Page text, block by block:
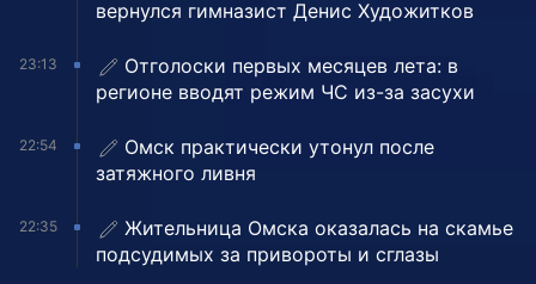
вернулся гимназист Денис Художитков
23:13
Отголоски первых месяцев лета: в
регионе вводят режим ЧС из-за засухи
22:54
Омск практически утонул после
затяжного ливня
22:35
Жительница Омска оказалась на скамье
подсудимых за привороты и сглазы